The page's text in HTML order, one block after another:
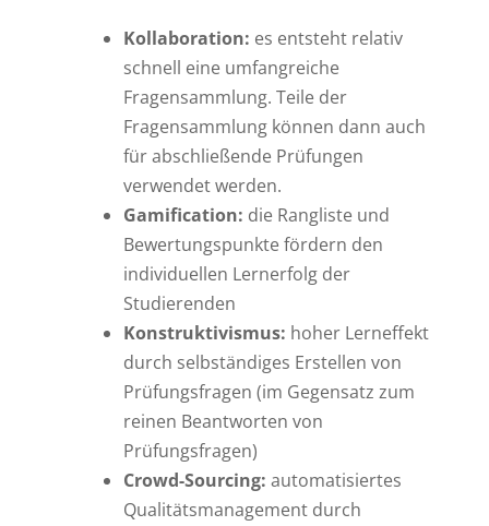
Kollaboration: es entsteht relativ
schnell eine umfangreiche
Fragensammlung. Teile der
Fragensammlung können dann auch
für abschließende Prüfungen
verwendet werden.
Gamification: die Rangliste und
Bewertungspunkte fördern den
individuellen Lernerfolg der
Studierenden
Konstruktivismus: hoher Lerneffekt
durch selbständiges Erstellen von
Prüfungsfragen (im Gegensatz zum
reinen Beantworten von
Prüfungsfragen)
Crowd-Sourcing: automatisiertes
Qualitätsmanagement durch